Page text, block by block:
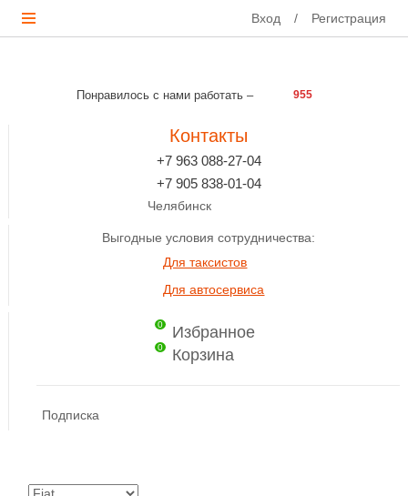
Вход / Регистрация
Понравилось с нами работать – 955
Контакты
+7 963 088-27-04
+7 905 838-01-04
Челябинск
Выгодные условия сотрудничества:
Для таксистов
Для автосервиса
0 Избранное
0 Корзина
Подписка